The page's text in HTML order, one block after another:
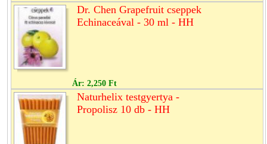
Dr. Chen Grapefruit cseppek
Echinaceával - 30 ml - HH
Ár: 2,250 Ft
Naturhelix testgyertya -
Propolisz 10 db - HH